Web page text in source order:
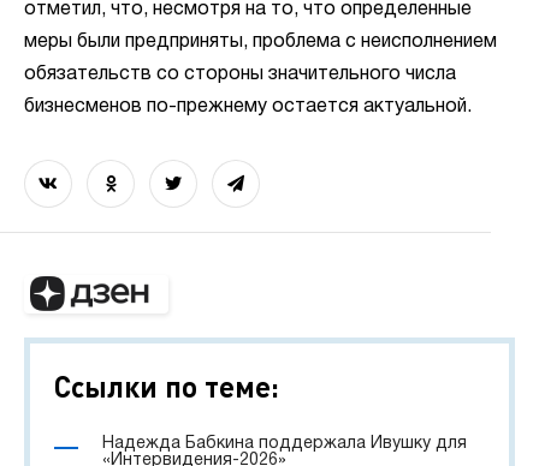
отметил, что, несмотря на то, что определенные
меры были предприняты, проблема с неисполнением
обязательств со стороны значительного числа
бизнесменов по-прежнему остается актуальной.
Ссылки по теме:
Надежда Бабкина поддержала Ивушку для
«Интервидения-2026»